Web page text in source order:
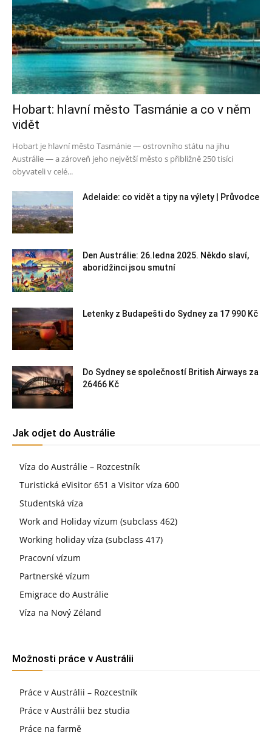
Hobart: hlavní město Tasmánie a co v něm
vidět
Hobart je hlavní město Tasmánie — ostrovního státu na jihu
Austrálie — a zároveň jeho největší město s přibližně 250 tisíci
obyvateli v celé...
Adelaide: co vidět a tipy na výlety | Průvodce
Den Austrálie: 26.ledna 2025. Někdo slaví,
aboridžinci jsou smutní
Letenky z Budapešti do Sydney za 17 990 Kč
Do Sydney se společností British Airways za
26466 Kč
Jak odjet do Austrálie
Víza do Austrálie – Rozcestník
Turistická eVisitor 651 a Visitor víza 600
Studentská víza
Work and Holiday vízum (subclass 462)
Working holiday víza (subclass 417)
Pracovní vízum
Partnerské vízum
Emigrace do Austrálie
Víza na Nový Zéland
Možnosti práce v Austrálii
Práce v Austrálii – Rozcestník
Práce v Austrálii bez studia
Práce na farmě